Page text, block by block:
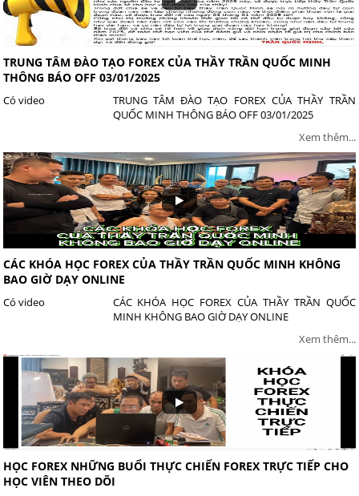
TRUNG TÂM ĐÀO TẠO FOREX CỦA THẦY TRẦN QUỐC MINH
THÔNG BÁO OFF 03/01/2025
TRUNG TÂM ĐÀO TẠO FOREX CỦA THẦY TRẦN
QUỐC MINH THÔNG BÁO OFF 03/01/2025
Có video
Xem thêm...
CÁC KHÓA HỌC FOREX CỦA THẦY TRẦN QUỐC MINH KHÔNG
BAO GIỜ DẠY ONLINE
CÁC KHÓA HỌC FOREX CỦA THẦY TRẦN QUỐC
MINH KHÔNG BAO GIỜ DẠY ONLINE
Có video
Xem thêm...
HỌC FOREX NHỮNG BUỔI THỰC CHIẾN FOREX TRỰC TIẾP CHO
HỌC VIÊN THEO DÕI